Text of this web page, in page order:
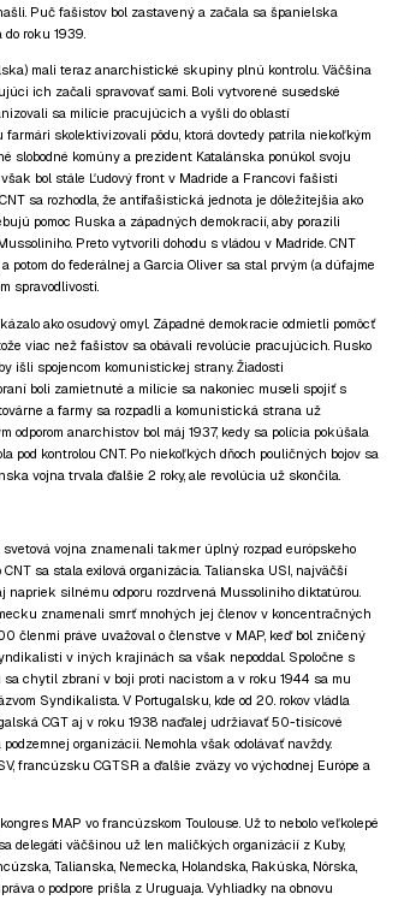
Puč fašistov bol zastavený a začala sa španielska
roku 1939.
mali teraz anarchistické skupiny plnú kontrolu. Väčšina
ich začali spravovať sami. Boli vytvorené susedské
sa milície pracujúcich a vyšli do oblastí
skolektivizovali pôdu, ktorá dovtedy patrila niekoľkým
slobodné komúny a prezident Katalánska ponúkol svoju
bol stále Ľudový front v Madride a Francovi fašisti
sa rozhodla, že antifašistická jednota je dôležitejšia ako
pomoc Ruska a západných demokracií, aby porazili
Preto vytvorili dohodu s vládou v Madride. CNT
potom do federálnej a Garcia Oliver sa stal prvým (a dúfajme
spravodlivosti.
ako osudový omyl. Západné demokracie odmietli pomôcť
viac než fašistov sa obávali revolúcie pracujúcich. Rusko
išli spojencom komunistickej strany. Žiadosti
boli zamietnuté a milície sa nakoniec museli spojiť s
a farmy sa rozpadli a komunistická strana už
odporom anarchistov bol máj 1937, kedy sa polícia pokúšala
pod kontrolou CNT. Po niekoľkých dňoch pouličných bojov sa
vojna trvala ďalšie 2 roky, ale revolúcia už skončila.
vojna znamenali takmer úplný rozpad európskeho
sa stala exilová organizácia. Talianska USI, najväčší
silnému odporu rozdrvená Mussoliniho diktatúrou.
znamenali smrť mnohých jej členov v koncentračných
členmi práve uvažoval o členstve v MAP, keď bol zničený
v iných krajinách sa však nepoddal. Spoločne s
chytil zbraní v boji proti nacistom a v roku 1944 sa mu
Syndikalista. V Portugalsku, kde od 20. rokov vládla
CGT aj v roku 1938 naďalej udržiavať 50-tisícové
organizácii. Nemohla však odolávať navždy.
francúzsku CGTSR a ďalšie zväzy vo východnej Európe a
MAP vo francúzskom Toulouse. Už to nebolo veľkolepé
delegáti väčšinou už len maličkých organizácií z Kuby,
Talianska, Nemecka, Holandska, Rakúska, Nórska,
o podpore prišla z Uruguaja. Vyhliadky na obnovu